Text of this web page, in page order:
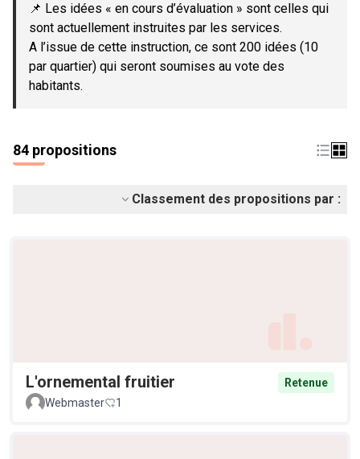
📌 Les idées « en cours d’évaluation » sont celles qui
sont actuellement instruites par les services.
A l’issue de cette instruction, ce sont 200 idées (10
par quartier) qui seront soumises au vote des
habitants.
84 propositions
Classement des propositions par :
L'ornemental fruitier
Retenue
Webmaster
1